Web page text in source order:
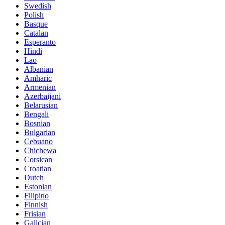
Swedish
Polish
Basque
Catalan
Esperanto
Hindi
Lao
Albanian
Amharic
Armenian
Azerbaijani
Belarusian
Bengali
Bosnian
Bulgarian
Cebuano
Chichewa
Corsican
Croatian
Dutch
Estonian
Filipino
Finnish
Frisian
Galician